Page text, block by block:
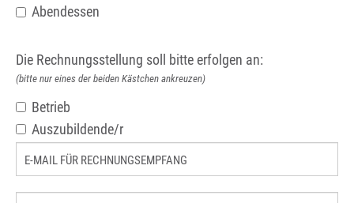
Abendessen
Die Rechnungsstellung soll bitte erfolgen an:
(bitte nur eines der beiden Kästchen ankreuzen)
Betrieb
Auszubildende/r